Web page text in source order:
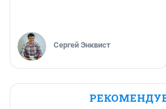
Сергей Энквист